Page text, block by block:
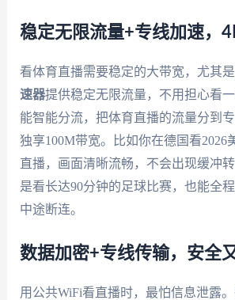
稳定无限流量+专线加速，
看体育直播需要稳定的大带宽，尤其是
速器提供稳定无限流量，不用担心看
能智能分流，把体育直播的流量分到专
独享100M带宽。比如你在德国看2026
直播，画面清晰流畅，不会出现缓冲
是看长达90分钟的足球比赛，也能全
中途断连。
数据加密+专线传输，安全
用公共WiFi看直播时，最怕信息泄露。